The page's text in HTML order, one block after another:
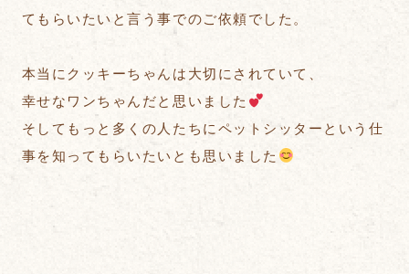
てもらいたいと言う事でのご依頼でした。
本当にクッキーちゃんは大切にされていて、
幸せなワンちゃんだと思いました
そしてもっと多くの人たちにペットシッターという仕
事を知ってもらいたいとも思いました